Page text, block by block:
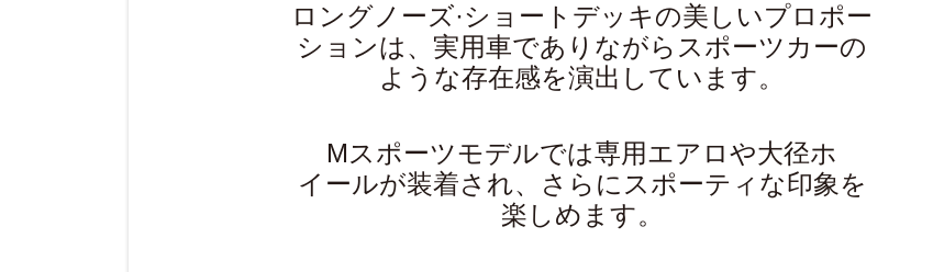
ロングノーズ·ショートデッキの美しいプロポー
ションは、実用車でありながらスポーツカーの
ような存在感を演出しています。
Mスポーツモデルでは専用エアロや大径ホ
イールが装着され、さらにスポーティな印象を
楽しめます。